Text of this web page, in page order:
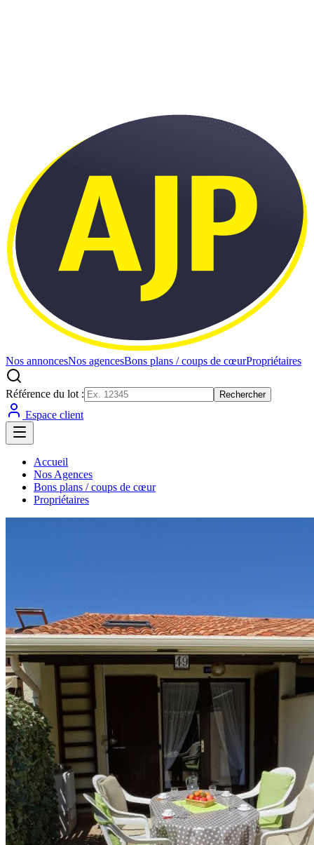
Nos annoncesNos agencesBons plans / coups de cœurPropriétaires
Référence du lot : Rechercher
Espace client
Accueil
Nos Agences
Bons plans / coups de cœur
Propriétaires